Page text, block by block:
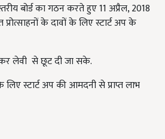
बोर्ड का गठन करते हुए 11 अप्रैल, 2018
के दावों के लिए स्टार्ट अप के
कर लेवी से छूट दी जा सके.
स्टार्ट अप की आमदनी से प्राप्त लाभ